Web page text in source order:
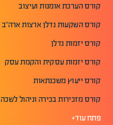
קורס הערכת אומנות ועיצוב
קורס השקעות נדלן ארצות ארה"ב
קורס יזמות נדלן
קורס יזמות עסקית והקמת עסק
קורס ייעוץ משכנתאות
קורס מזכירות בכירה וניהול לשכה
פתח עוד+